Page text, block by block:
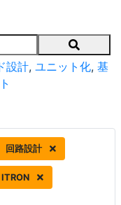
Search
設計, ユニット化, 基
回路設計
ITRON